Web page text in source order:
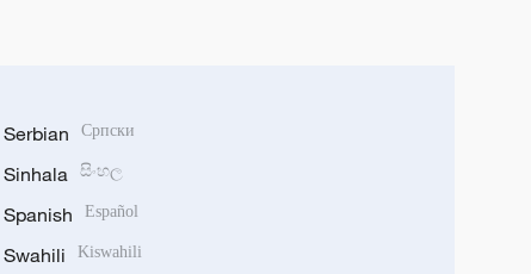
Serbian Српски
Sinhala සිංහල
Spanish Español
Swahili Kiswahili